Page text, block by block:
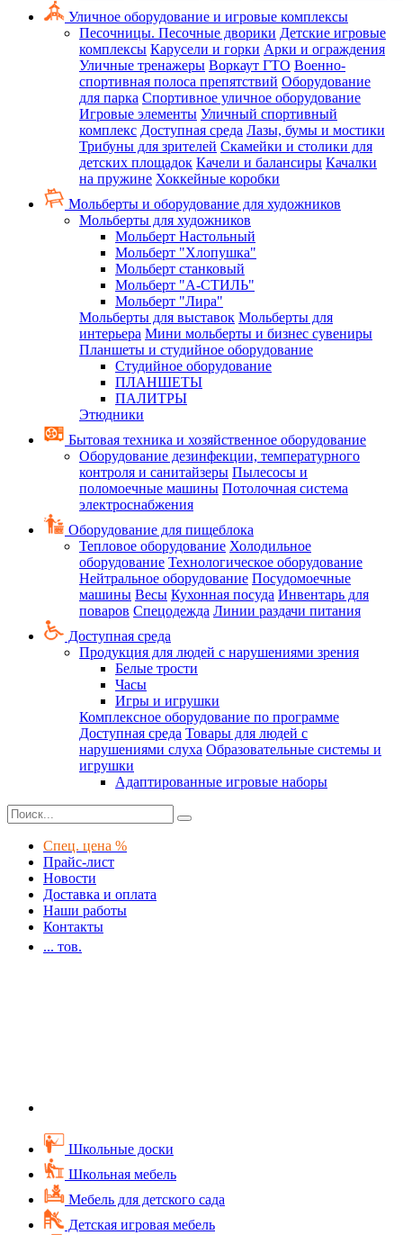
Уличное оборудование и игровые комплексы
Песочницы. Песочные дворики Детские игровые
комплексы Карусели и горки Арки и ограждения
Уличные тренажеры Воркаут ГТО Военно-
спортивная полоса препятствий Оборудование
для парка Спортивное уличное оборудование
Игровые элементы Уличный спортивный
комплекс Доступная среда Лазы, бумы и мостики
Трибуны для зрителей Скамейки и столики для
детских площадок Качели и балансиры Качалки
на пружине Хоккейные коробки
Мольберты и оборудование для художников
Мольберты для художников
Мольберт Настольный
Мольберт "Хлопушка"
Мольберт станковый
Мольберт "А-СТИЛЬ"
Мольберт "Лира"
Мольберты для выставок Мольберты для
интерьера Мини мольберты и бизнес сувениры
Планшеты и студийное оборудование
Студийное оборудование
ПЛАНШЕТЫ
ПАЛИТРЫ
Этюдники
Бытовая техника и хозяйственное оборудование
Оборудование дезинфекции, температурного
контроля и санитайзеры Пылесосы и
поломоечные машины Потолочная система
электроснабжения
Оборудование для пищеблока
Тепловое оборудование Холодильное
оборудование Технологическое оборудование
Нейтральное оборудование Посудомоечные
машины Весы Кухонная посуда Инвентарь для
поваров Спецодежда Линии раздачи питания
Доступная среда
Продукция для людей с нарушениями зрения
Белые трости
Часы
Игры и игрушки
Комплексное оборудование по программе
Доступная среда Товары для людей с
нарушениями слуха Образовательные системы и
игрушки
Адаптированные игровые наборы
Спец. цена %
Прайс-лист
Новости
Доставка и оплата
Наши работы
Контакты
... тов.
Школьные доски
Школьная мебель
Мебель для детского сада
Детская игровая мебель